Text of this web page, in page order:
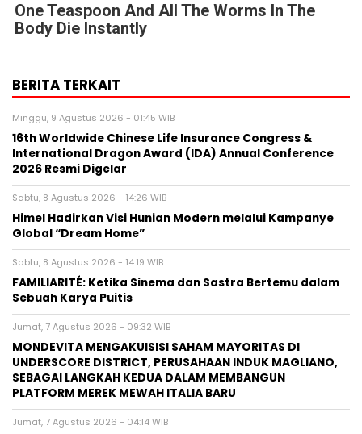
One Teaspoon And All The Worms In The
Body Die Instantly
BERITA TERKAIT
Minggu, 9 Agustus 2026 - 01:45 WIB
16th Worldwide Chinese Life Insurance Congress &
International Dragon Award (IDA) Annual Conference
2026 Resmi Digelar
Sabtu, 8 Agustus 2026 - 14:26 WIB
Himel Hadirkan Visi Hunian Modern melalui Kampanye
Global “Dream Home”
Sabtu, 8 Agustus 2026 - 14:19 WIB
FAMILIARITÉ: Ketika Sinema dan Sastra Bertemu dalam
Sebuah Karya Puitis
Jumat, 7 Agustus 2026 - 09:32 WIB
MONDEVITA MENGAKUISISI SAHAM MAYORITAS DI
UNDERSCORE DISTRICT, PERUSAHAAN INDUK MAGLIANO,
SEBAGAI LANGKAH KEDUA DALAM MEMBANGUN
PLATFORM MEREK MEWAH ITALIA BARU
Jumat, 7 Agustus 2026 - 04:14 WIB